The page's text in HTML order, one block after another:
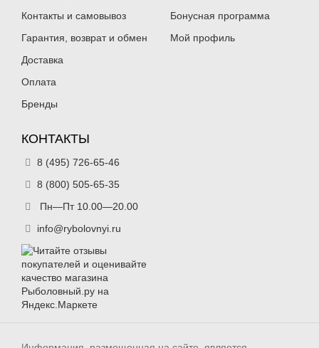
Контакты и самовывоз
Гарантия, возврат и обмен
Доставка
Оплата
Бренды
Бонусная программа
Мой профиль
КОНТАКТЫ
8 (495) 726-65-46
8 (800) 505-65-35
Пн—Пт 10.00—20.00
info@rybolovnyi.ru